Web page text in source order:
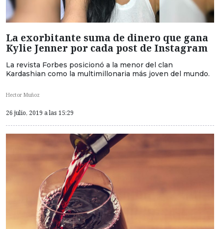
La exorbitante suma de dinero que gana
Kylie Jenner por cada post de Instagram
La revista Forbes posicionó a la menor del clan
Kardashian como la multimillonaria más joven del mundo.
Hector Muñoz
26 julio, 2019 a las 15:29